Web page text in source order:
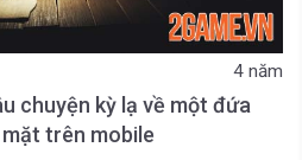
4 năm
chuyện kỳ lạ về một đứa
trên mobile